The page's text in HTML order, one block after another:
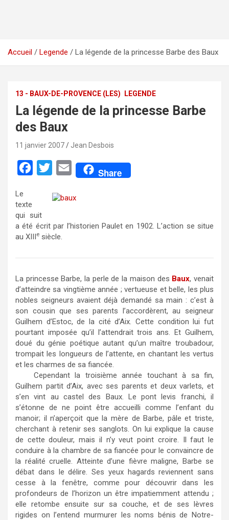
Accueil Legende La légende de la princesse Barbe des Baux
13 - BAUX-DE-PROVENCE (LES) LEGENDE
La légende de la princesse Barbe
des Baux
11 janvier 2007 Jean Desbois
e
b
o
k
i
t
r
E
a
l
Share
Le
texte
qui suit
a été écrit par l’historien Paulet en 1902. L’action se situe
au XIIIe siècle.
La princesse Barbe, la perle de la maison des Baux, venait
d’atteindre sa vingtième année ; vertueuse et belle, les plus
nobles seigneurs avaient déjà demandé sa main : c’est à
son cousin que ses parents l’accordèrent, au seigneur
Guilhem d’Estoc, de la cité d’Aix. Cette condition lui fut
pourtant imposée qu’il l’attendrait trois ans. Et Guilhem,
doué du génie poétique autant qu’un maître troubadour,
trompait les longueurs de l’attente, en chantant les vertus
et les charmes de sa fiancée.
Cependant la troisième année touchant à sa fin,
Guilhem partit d’Aix, avec ses parents et deux varlets, et
s’en vint au castel des Baux. Le pont levis franchi, il
s’étonne de ne point être accueilli comme l’enfant du
manoir; il n’aperçoit que la mère de Barbe, pâle et triste,
cherchant à retenir ses sanglots. On lui explique la cause
de cette douleur, mais il n’y veut point croire. Il faut le
conduire à la chambre de sa fiancée pour le convaincre de
la réalité cruelle. Atteinte d’une fièvre maligne, Barbe se
débat dans le délire. Ses yeux hagards reviennent sans
cesse à la fenêtre, comme pour découvrir dans les
profondeurs de l’horizon un être impatiemment attendu ;
elle retombe ensuite sur sa couche, et de ses lèvres
rigides on l’entend murmurer les noms bénis de Notre-